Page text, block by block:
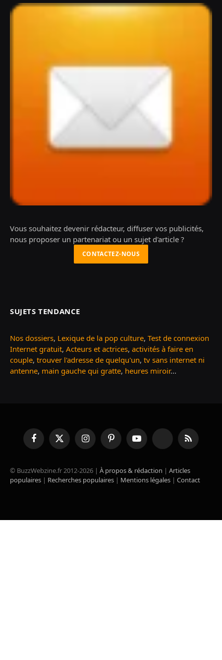
Vous souhaitez devenir rédacteur, diffuser vos publicités,
nous proposer un partenariat ou un sujet d'article ?
CONTACTEZ-NOUS
SUJETS TENDANCE
Nos dossiers, Lexique de la pop culture, Test de connexion
Internet gratuit, Acteurs et actrices, activités à faire en
couple, trouver l'adresse de quelqu'un, tv sans internet ni
antenne, main gauche qui gratte, heures miroir...
FacebookX
(Twitter)
InstagramPinterestYouTube TikTok RSS
© BuzzWebzine.fr 2012-2026 | À propos & rédaction | Articles
populaires | Recherches populaires | Mentions légales | Contact